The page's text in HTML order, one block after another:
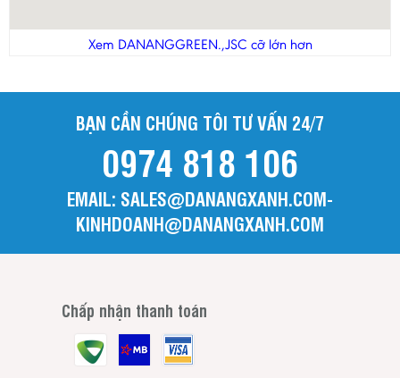
Xem DANANGGREEN.,JSC cỡ lớn hơn
BẠN CẦN CHÚNG TÔI TƯ VẤN 24/7
0974 818 106
EMAIL: SALES@DANANGXANH.COM-
KINHDOANH@DANANGXANH.COM
Chấp nhận thanh toán